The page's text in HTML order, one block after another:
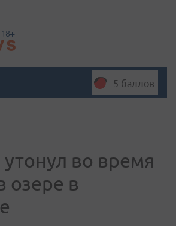
5 баллов
во время
озере в